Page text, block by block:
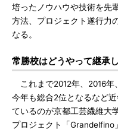
培ったノウハウや技術を先
方法、プロジェクト遂行力
なる。
常勝校はどうやって継承
これまで2012年、2016年
今年も総合2位となるなど
ているのが京都工芸繊維大
プロジェクト「Grandelfino